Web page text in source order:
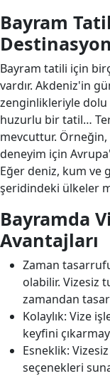
Bayram
Bayram tatili için
vardır. Akdeniz'in
zenginlikleriyle dolu
huzurlu bir tatil…
mevcuttur.
deneyim için
Eğer deniz, kum ve
şeridindeki ülkeler
Bayramda
Avantajları
Zaman
olabilir. Vizesiz
zamandan
Kolaylık: Vize
keyfini
Esneklik:
seçenekleri